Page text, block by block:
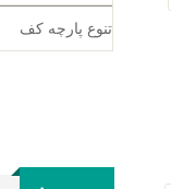
تنوع پارچه کف